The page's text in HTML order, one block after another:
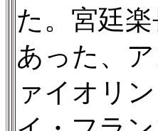
た。宮廷
あった、
ァイオリ